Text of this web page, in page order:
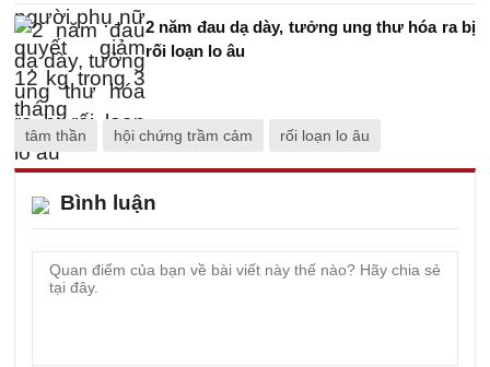
2 năm đau dạ dày, tưởng ung thư hóa ra bị
rối loạn lo âu
tâm thần hội chứng trầm cảm rối loạn lo âu
Bình luận